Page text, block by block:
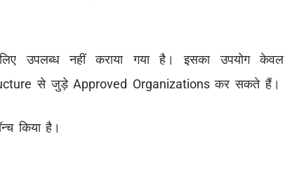
नहीं कराया गया है। इसका उपयोग केवल
से जुड़े Approved Organizations कर सकते हैं।
किया है।